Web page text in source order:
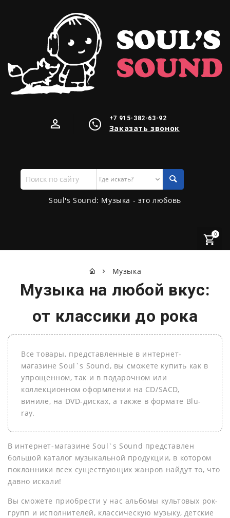
+7 915-382-63-92
Заказать звонок
Поиск
по
сайту
Soul's Sound: Музыка - это любовь
0
Музыка
Музыка на любой вкус:
от классики до рока
Все товары, представленные в интернет-
магазине Soul`s Sound, вы сможете купить как в
упрощенном, так и в подарочном или
коллекционном оформлении на СD/SACD,
виниле, на DVD-дисках, а также в формате Blu-
ray.
В интернет-магазине Soul`s Sound представлен
большой каталог музыкальной продукции, в котором
поклонники всех существующих жанров найдут то, что
давно искали!
Вы сможете приобрести у нас альбомы культовых рок-
групп и исполнителей, классическую музыку, детские